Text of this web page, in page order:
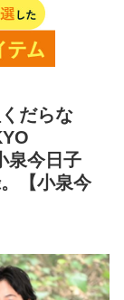
だらな
泉今日子
【小泉今